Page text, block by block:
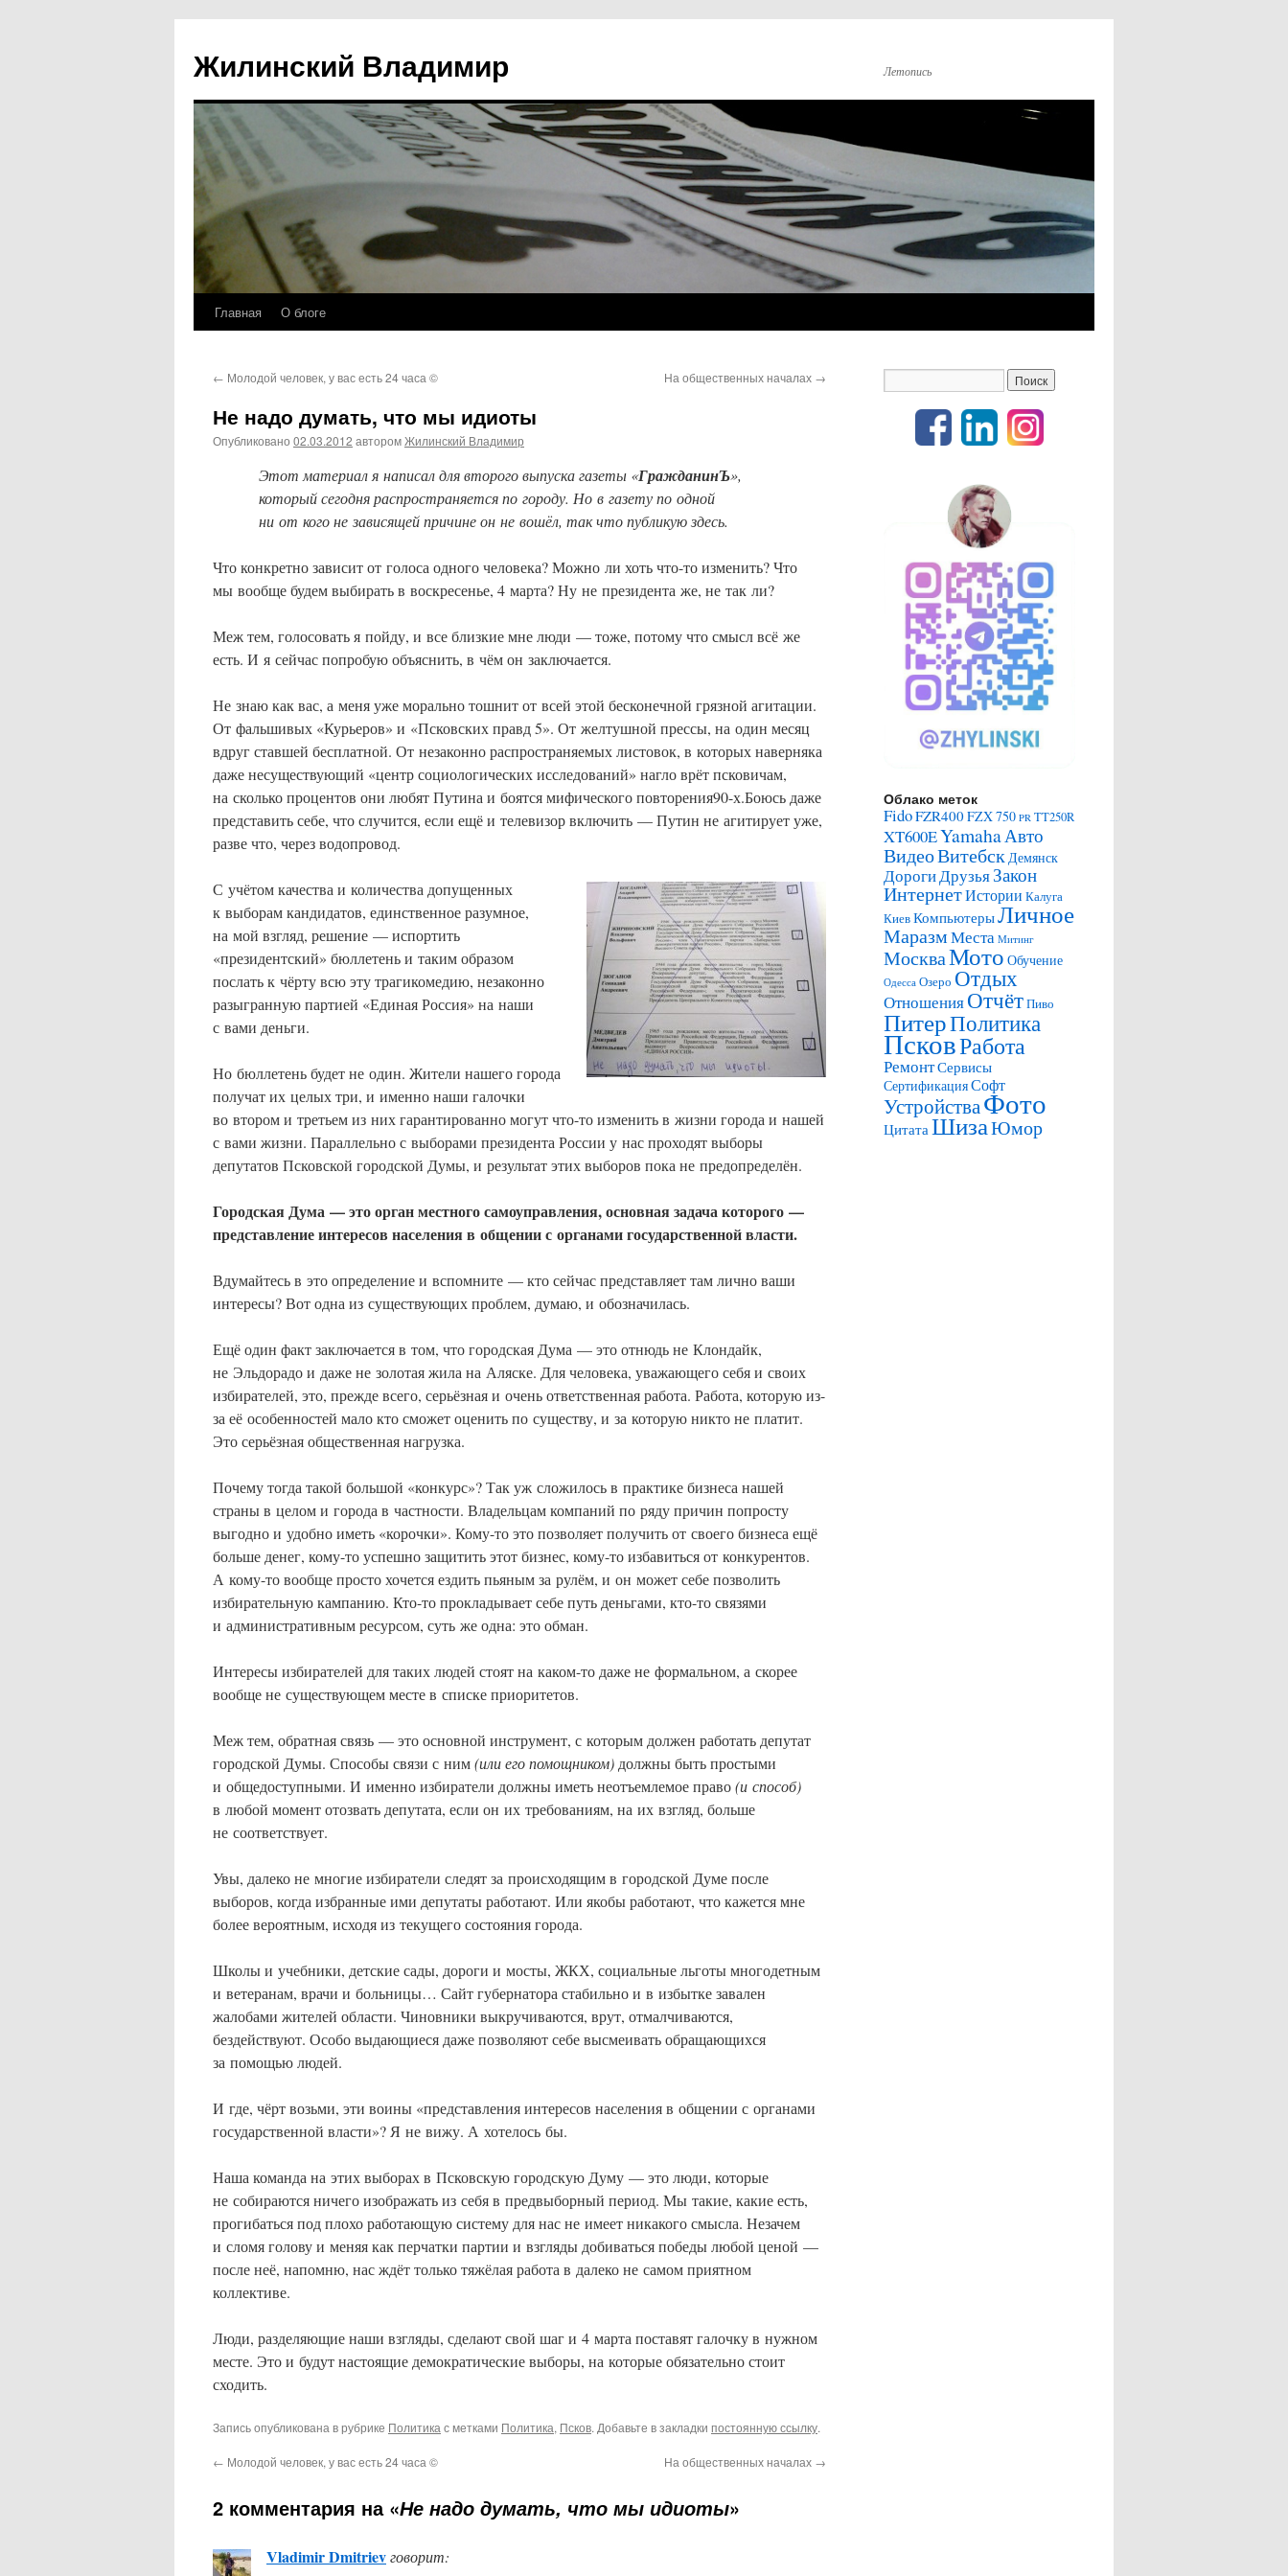
Жилинский Владимир Летопись
Перейти
содержимому
Главная О блоге
← Молодой человек, у вас есть 24 часа © На общественных началах →
Не надо думать, что мы идиоты
Опубликовано 02.03.2012 авторомЖилинский Владимир
Этот материал я написал для второго выпуска газеты «ГражданинЪ»,
который сегодня распространяется по городу. Но в газету по одной
ни от кого не зависящей причине он не вошёл, так что публикую здесь.
Что конкретно зависит от голоса одного человека? Можно ли хоть что-то изменить? Что
мы вообще будем выбирать в воскресенье, 4 марта? Ну не президента же, не так ли?
Меж тем, голосовать я пойду, и все близкие мне люди — тоже, потому что смысл всё же
есть. И я сейчас попробую объяснить, в чём он заключается.
Не знаю как вас, а меня уже морально тошнит от всей этой бесконечной грязной агитации.
От фальшивых «Курьеров» и «Псковских правд 5». От желтушной прессы, на один месяц
вдруг ставшей бесплатной. От незаконно распространяемых листовок, в которых наверняка
даже несуществующий «центр социологических исследований» нагло врёт псковичам,
на сколько процентов они любят Путина и боятся мифического повторения90-х.Боюсь даже
представить себе, что случится, если ещё и телевизор включить — Путин не агитирует уже,
разве что, через водопровод.
С учётом качества и количества допущенных
к выборам кандидатов, единственное разумное,
на мой взгляд, решение — испортить
«президентский» бюллетень и таким образом
послать к чёрту всю эту трагикомедию, незаконно
разыгранную партией «Единая Россия» на наши
с вами деньги.
Но бюллетень будет не один. Жители нашего города
получат их целых три, и именно наши галочки
во втором и третьем из них гарантированно могут что-то изменить в жизни города и нашей
с вами жизни. Параллельно с выборами президента России у нас проходят выборы
депутатов Псковской городской Думы, и результат этих выборов пока не предопределён.
Городская Дума — это орган местного самоуправления, основная задача которого —
представление интересов населения в общении с органами государственной власти.
Вдумайтесь в это определение и вспомните — кто сейчас представляет там лично ваши
интересы? Вот одна из существующих проблем, думаю, и обозначилась.
Ещё один факт заключается в том, что городская Дума — это отнюдь не Клондайк,
не Эльдорадо и даже не золотая жила на Аляске. Для человека, уважающего себя и своих
избирателей, это, прежде всего, серьёзная и очень ответственная работа. Работа, которую из-
за её особенностей мало кто сможет оценить по существу, и за которую никто не платит.
Это серьёзная общественная нагрузка.
Почему тогда такой большой «конкурс»? Так уж сложилось в практике бизнеса нашей
страны в целом и города в частности. Владельцам компаний по ряду причин попросту
выгодно и удобно иметь «корочки». Кому-то это позволяет получить от своего бизнеса ещё
больше денег, кому-то успешно защитить этот бизнес, кому-то избавиться от конкурентов.
А кому-то вообще просто хочется ездить пьяным за рулём, и он может себе позволить
избирательную кампанию. Кто-то прокладывает себе путь деньгами, кто-то связями
и административным ресурсом, суть же одна: это обман.
Интересы избирателей для таких людей стоят на каком-то даже не формальном, а скорее
вообще не существующем месте в списке приоритетов.
Меж тем, обратная связь — это основной инструмент, с которым должен работать депутат
городской Думы. Способы связи с ним(или его помощником) должны быть простыми
и общедоступными. И именно избиратели должны иметь неотъемлемое право(и способ)
в любой момент отозвать депутата, если он их требованиям, на их взгляд, больше
не соответствует.
Увы, далеко не многие избиратели следят за происходящим в городской Думе после
выборов, когда избранные ими депутаты работают. Или якобы работают, что кажется мне
более вероятным, исходя из текущего состояния города.
Школы и учебники, детские сады, дороги и мосты, ЖКХ, социальные льготы многодетным
и ветеранам, врачи и больницы… Сайт губернатора стабильно и в избытке завален
жалобами жителей области. Чиновники выкручиваются, врут, отмалчиваются,
бездействуют. Особо выдающиеся даже позволяют себе высмеивать обращающихся
за помощью людей.
И где, чёрт возьми, эти воины «представления интересов населения в общении с органами
государственной власти»? Я не вижу. А хотелось бы.
Наша команда на этих выборах в Псковскую городскую Думу — это люди, которые
не собираются ничего изображать из себя в предвыборный период. Мы такие, какие есть,
прогибаться под плохо работающую систему для нас не имеет никакого смысла. Незачем
и сломя голову и меняя как перчатки партии и взгляды добиваться победы любой ценой —
после неё, напомню, нас ждёт только тяжёлая работа в далеко не самом приятном
коллективе.
Люди, разделяющие наши взгляды, сделают свой шаг и 4 марта поставят галочку в нужном
месте. Это и будут настоящие демократические выборы, на которые обязательно стоит
сходить.
Запись опубликована в рубрике Политика с метками Политика, Псков. Добавьте в закладки постоянную ссылку.
← Молодой человек, у вас есть 24 часа © На общественных началах →
2 комментария на «Не надо думать, что мы идиоты»
Vladimir Dmitrievговорит:
Облако меток
FidoFZR400 FZX 750 PR TT250R
XT600EYamahaАвто
ВидеоВитебск Демянск
Дороги ДрузьяЗакон
ИнтернетИстории Калуга
КиевКомпьютерыЛичное
МаразмМеста Митинг
МоскваМото Обучение
Одесса Озеро Отдых
ОтношенияОтчётПиво
ПитерПолитика
ПсковРабота
РемонтСервисы
СертификацияСофт
УстройстваФото
Цитата ШизаЮмор